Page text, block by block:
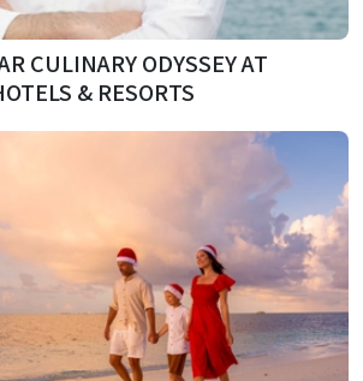
CULINARY ODYSSEY AT
& RESORTS